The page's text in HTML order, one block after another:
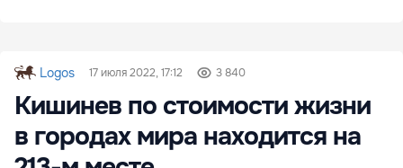
Logos 17 июля 2022, 17:12 3 840
Кишинев по стоимости жизни
в городах мира находится на